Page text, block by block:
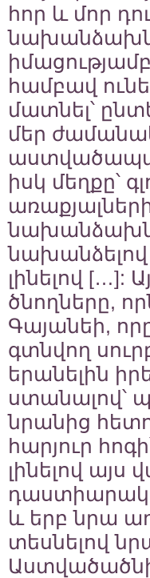
հոր և մոր
համբավ
մատնել՝
մեր
իսկ մեղքը՝
լինելով […]:
ծնողները,
Գայանեի,
գտնվող
երանելին
ստանալով՝
նրանից հետո
հարյուր
լինելով այս
և երբ նրա
տեսնելով